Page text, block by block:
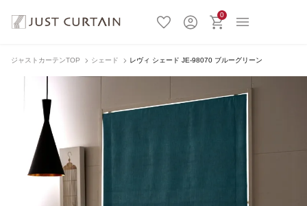
0
ジャストカーテンTOP シェード レヴィ シェード JE-98070 ブルーグリーン